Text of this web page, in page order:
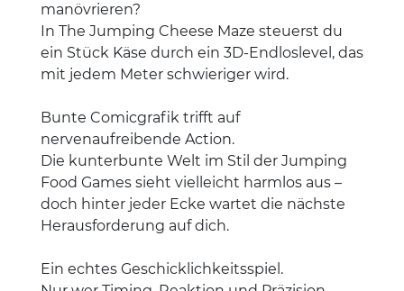
manövrieren?
In The Jumping Cheese Maze steuerst du
ein Stück Käse durch ein 3D-Endloslevel, das
mit jedem Meter schwieriger wird.
Bunte Comicgrafik trifft auf
nervenaufreibende Action.
Die kunterbunte Welt im Stil der Jumping
Food Games sieht vielleicht harmlos aus –
doch hinter jeder Ecke wartet die nächste
Herausforderung auf dich.
Ein echtes Geschicklichkeitsspiel.